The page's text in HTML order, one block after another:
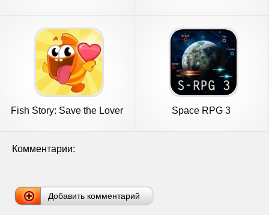
Fish Story: Save the Lover Space RPG 3
Комментарии:
Добавить комментарий